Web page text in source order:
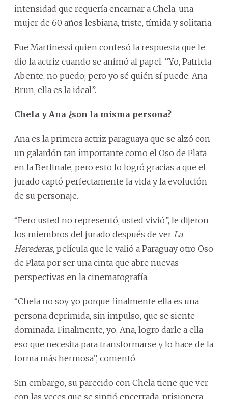
intensidad que requería encarnar a Chela, una
mujer de 60 años lesbiana, triste, tímida y solitaria.
Fue Martinessi quien confesó la respuesta que le
dio la actriz cuando se animó al papel. “Yo, Patricia
Abente, no puedo; pero yo sé quién sí puede: Ana
Brun, ella es la ideal”.
Chela y Ana ¿son la misma persona?
Ana es la primera actriz paraguaya que se alzó con
un galardón tan importante como el Oso de Plata
en la Berlinale, pero esto lo logró gracias a que el
jurado captó perfectamente la vida y la evolución
de su personaje.
“Pero usted no representó, usted vivió”, le dijeron
los miembros del jurado después de ver La
Herederas, película que le valió a Paraguay otro Oso
de Plata por ser una cinta que abre nuevas
perspectivas en la cinematografía.
“Chela no soy yo porque finalmente ella es una
persona deprimida, sin impulso, que se siente
dominada. Finalmente, yo, Ana, logro darle a ella
eso que necesita para transformarse y lo hace de la
forma más hermosa”, comentó.
Sin embargo, su parecido con Chela tiene que ver
con las veces que se sintió encerrada, prisionera,